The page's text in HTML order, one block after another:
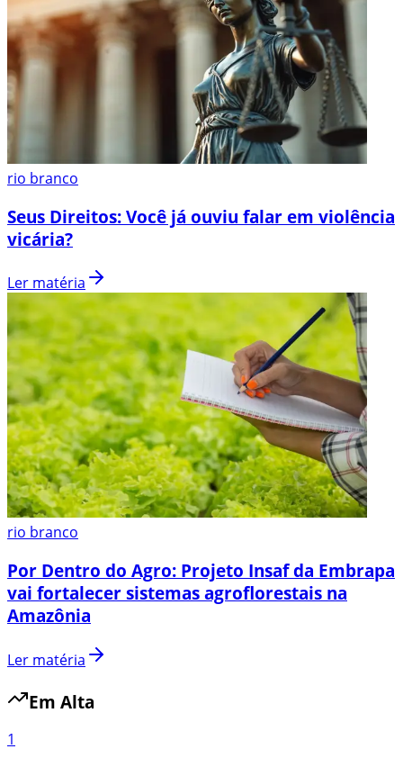
rio branco
Seus Direitos: Você já ouviu falar em violência
vicária?
Ler matéria
rio branco
Por Dentro do Agro: Projeto Insaf da Embrapa
vai fortalecer sistemas agroflorestais na
Amazônia
Ler matéria
Em Alta
1